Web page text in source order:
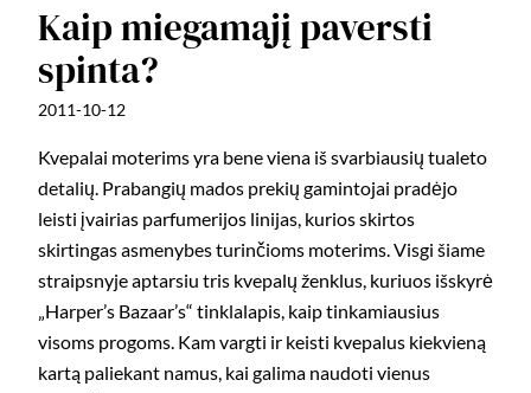
Kaip miegamąjį paversti
spinta?
2011-10-12
Kvepalai moterims yra bene viena iš svarbiausių tualeto
detalių. Prabangių mados prekių gamintojai pradėjo
leisti įvairias parfumerijos linijas, kurios skirtos
skirtingas asmenybes turinčioms moterims. Visgi šiame
straipsnyje aptarsiu tris kvepalų ženklus, kuriuos išskyrė
„Harper’s Bazaar’s“ tinklalapis, kaip tinkamiausius
visoms progoms. Kam vargti ir keisti kvepalus kiekvieną
kartą paliekant namus, kai galima naudoti vienus